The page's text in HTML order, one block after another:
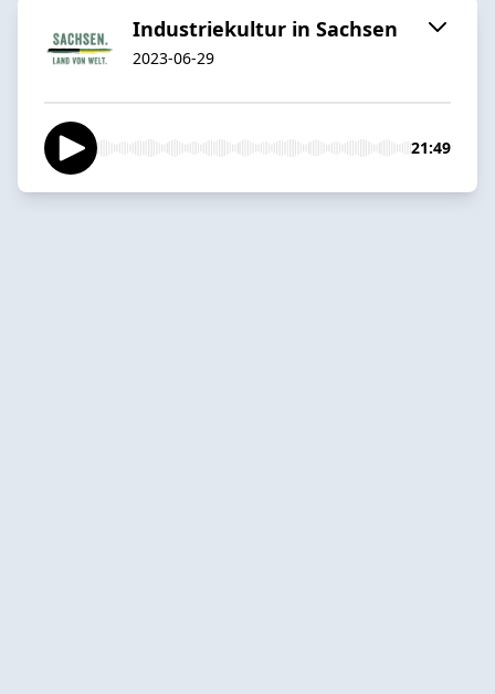
Industriekultur in Sachsen
2023-06-29
21:49